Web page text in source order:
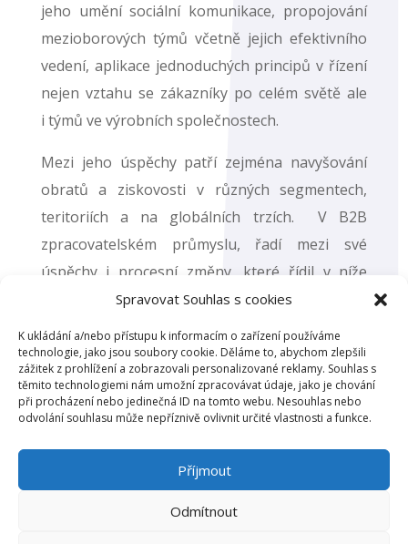
Spravovat Souhlas s cookies
K ukládání a/nebo přístupu k informacím o zařízení používáme
technologie, jako jsou soubory cookie. Děláme to, abychom zlepšili
zážitek z prohlížení a zobrazovali personalizované reklamy. Souhlas s
těmito technologiemi nám umožní zpracovávat údaje, jako je chování
při procházení nebo jedinečná ID na tomto webu. Nesouhlas nebo
odvolání souhlasu může nepříznivě ovlivnit určité vlastnosti a funkce.
Příjmout
Odmítnout
jeho umění sociální komunikace, propojování
mezioborových týmů včetně jejich efektivního
vedení, aplikace jednoduchých principů v řízení
nejen vztahu se zákazníky po celém světě ale
i týmů ve výrobních společnostech.
Mezi jeho úspěchy patří zejména navyšování
obratů a ziskovosti v různých segmentech,
teritoriích a na globálních trzích. V B2B
zpracovatelském průmyslu, řadí mezi své
úspěchy i procesní změny, které řídil v níže
uvedených společnostech.
František realizoval projekty ve společnostech:
Schwan Cosmetics
Kavalierglass
Alimpek